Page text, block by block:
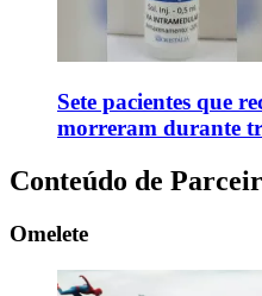
Sete pacientes que
morreram durante
Conteúdo de
Omelete